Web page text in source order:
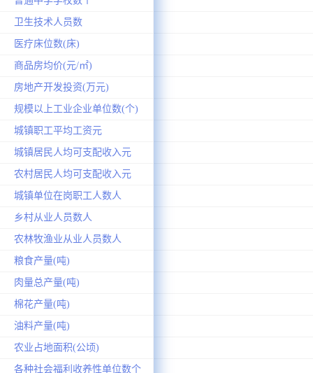
卫生技术人员数
医疗床位数(床)
商品房均价(元/㎡)
房地产开发投资(万元)
规模以上工业企业单位数(个)
城镇职工平均工资元
城镇居民人均可支配收入元
农村居民人均可支配收入元
城镇单位在岗职工人数人
乡村从业人员数人
农林牧渔业从业人员数人
粮食产量(吨)
肉量总产量(吨)
棉花产量(吨)
油料产量(吨)
农业占地面积(公顷)
各种社会福利收养性单位数个